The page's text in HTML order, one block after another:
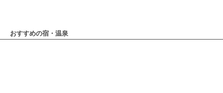
おすすめの宿・温泉